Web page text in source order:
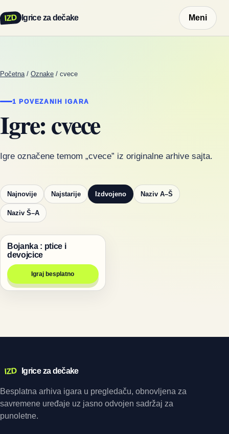
IZD Igrice za dečake Meni
Početna / Oznake / cvece
1 POVEZANIH IGARA
Igre: cvece
Igre označene temom „cvece” iz originalne arhive sajta.
Najnovije Najstarije Izdvojeno Naziv A–Š
Naziv Š–A
Igre
Bojanka : ptice i
devojcice
Igraj besplatno
IZD Igrice za dečake
Besplatna arhiva igara u pregledaču, obnovljena za
savremene uređaje uz jasno odvojen sadržaj za
punoletne.